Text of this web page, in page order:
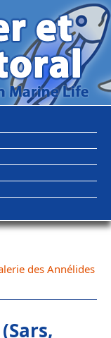
des Annélides